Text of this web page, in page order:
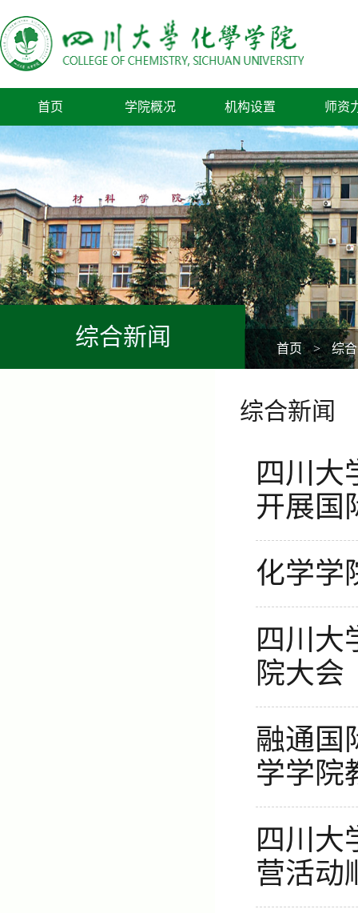
首页 学院概况 机构设置 师资
综合新闻 首页 > 综
综合新闻
四川大
开展国
化学学
四川大
院大会
融通国
学学院
四川大
营活动